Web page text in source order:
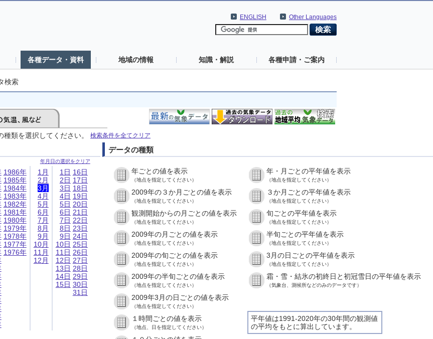
Other Languages
ENGLISH
各種データ・資料 地域の情報 知識・解説 各種申請・ご案内
検索
類を選択してください。 検索条件を全てクリア
年月日の選択をクリア
1986年
1985年
1984年
1983年
1982年
1981年
1980年
1979年
1978年
1977年
1976年
1月
2月
3月
4月
5月
6月
7月
8月
9月
10月
11月
12月
1日
2日
3日
4日
5日
6日
7日
8日
9日
10日
11日
12日
13日
14日
15日
16日
17日
18日
19日
20日
21日
22日
23日
24日
25日
26日
27日
28日
29日
30日
31日
データの種類
年ごとの値を表示
（地点を指定してください）
年・月ごとの平年値を表示
（地点を指定してください）
2009年の３か月ごとの値を表示
（地点を指定してください）
３か月ごとの平年値を表示
（地点を指定してください）
観測開始からの月ごとの値を表示
（地点を指定してください）
旬ごとの平年値を表示
（地点を指定してください）
2009年の月ごとの値を表示
（地点を指定してください）
半旬ごとの平年値を表示
（地点を指定してください）
2009年の旬ごとの値を表示
（地点を指定してください）
3月の日ごとの平年値を表示
（地点を指定してください）
2009年の半旬ごとの値を表示
（地点を指定してください）
霜・雪・結氷の初終日と初冠雪日の平年値を表示
（気象台、測候所などのみのデータです）
2009年3月の日ごとの値を表示
（地点を指定してください）
平年値は1991-2020年の30年間の観測値
の平均をもとに算出しています。
１時間ごとの値を表示
（地点、日を指定してください）